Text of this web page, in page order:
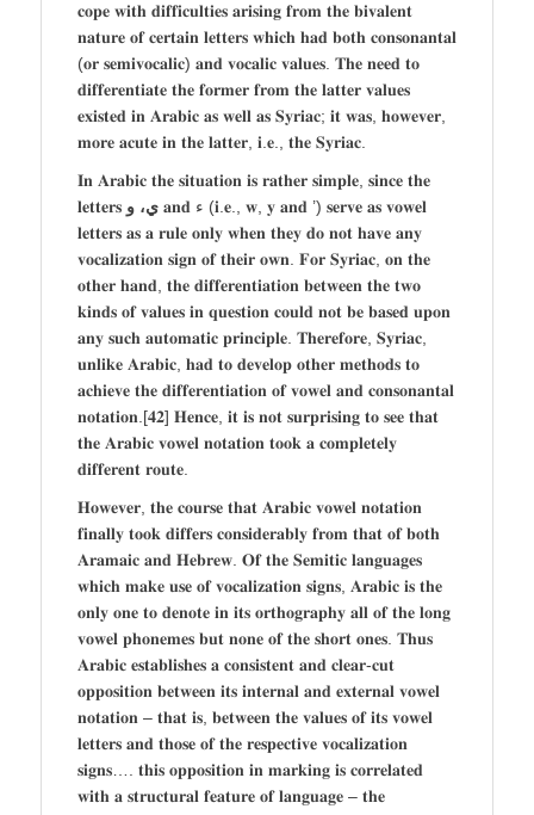
𝐜𝐨𝐩𝐞 𝐰𝐢𝐭𝐡 𝐝𝐢𝐟𝐟𝐢𝐜𝐮𝐥𝐭𝐢𝐞𝐬 𝐚𝐫𝐢𝐬𝐢𝐧𝐠 𝐟𝐫𝐨𝐦 𝐭𝐡𝐞 𝐛𝐢𝐯𝐚𝐥𝐞𝐧𝐭
𝐧𝐚𝐭𝐮𝐫𝐞 𝐨𝐟 𝐜𝐞𝐫𝐭𝐚𝐢𝐧 𝐥𝐞𝐭𝐭𝐞𝐫𝐬 𝐰𝐡𝐢𝐜𝐡 𝐡𝐚𝐝 𝐛𝐨𝐭𝐡 𝐜𝐨𝐧𝐬𝐨𝐧𝐚𝐧𝐭𝐚𝐥
(𝐨𝐫 𝐬𝐞𝐦𝐢𝐯𝐨𝐜𝐚𝐥𝐢𝐜) 𝐚𝐧𝐝 𝐯𝐨𝐜𝐚𝐥𝐢𝐜 𝐯𝐚𝐥𝐮𝐞𝐬. 𝐓𝐡𝐞 𝐧𝐞𝐞𝐝 𝐭𝐨
𝐝𝐢𝐟𝐟𝐞𝐫𝐞𝐧𝐭𝐢𝐚𝐭𝐞 𝐭𝐡𝐞 𝐟𝐨𝐫𝐦𝐞𝐫 𝐟𝐫𝐨𝐦 𝐭𝐡𝐞 𝐥𝐚𝐭𝐭𝐞𝐫 𝐯𝐚𝐥𝐮𝐞𝐬
𝐞𝐱𝐢𝐬𝐭𝐞𝐝 𝐢𝐧 𝐀𝐫𝐚𝐛𝐢𝐜 𝐚𝐬 𝐰𝐞𝐥𝐥 𝐚𝐬 𝐒𝐲𝐫𝐢𝐚𝐜; 𝐢𝐭 𝐰𝐚𝐬, 𝐡𝐨𝐰𝐞𝐯𝐞𝐫,
𝐦𝐨𝐫𝐞 𝐚𝐜𝐮𝐭𝐞 𝐢𝐧 𝐭𝐡𝐞 𝐥𝐚𝐭𝐭𝐞𝐫, 𝐢.𝐞., 𝐭𝐡𝐞 𝐒𝐲𝐫𝐢𝐚𝐜.
𝐈𝐧 𝐀𝐫𝐚𝐛𝐢𝐜 𝐭𝐡𝐞 𝐬𝐢𝐭𝐮𝐚𝐭𝐢𝐨𝐧 𝐢𝐬 𝐫𝐚𝐭𝐡𝐞𝐫 𝐬𝐢𝐦𝐩𝐥𝐞, 𝐬𝐢𝐧𝐜𝐞 𝐭𝐡𝐞
𝐥𝐞𝐭𝐭𝐞𝐫𝐬 ي، و 𝐚𝐧𝐝 ء (𝐢.𝐞., 𝐰, 𝐲 𝐚𝐧𝐝 ’) 𝐬𝐞𝐫𝐯𝐞 𝐚𝐬 𝐯𝐨𝐰𝐞𝐥
𝐥𝐞𝐭𝐭𝐞𝐫𝐬 𝐚𝐬 𝐚 𝐫𝐮𝐥𝐞 𝐨𝐧𝐥𝐲 𝐰𝐡𝐞𝐧 𝐭𝐡𝐞𝐲 𝐝𝐨 𝐧𝐨𝐭 𝐡𝐚𝐯𝐞 𝐚𝐧𝐲
𝐯𝐨𝐜𝐚𝐥𝐢𝐳𝐚𝐭𝐢𝐨𝐧 𝐬𝐢𝐠𝐧 𝐨𝐟 𝐭𝐡𝐞𝐢𝐫 𝐨𝐰𝐧. 𝐅𝐨𝐫 𝐒𝐲𝐫𝐢𝐚𝐜, 𝐨𝐧 𝐭𝐡𝐞
𝐨𝐭𝐡𝐞𝐫 𝐡𝐚𝐧𝐝, 𝐭𝐡𝐞 𝐝𝐢𝐟𝐟𝐞𝐫𝐞𝐧𝐭𝐢𝐚𝐭𝐢𝐨𝐧 𝐛𝐞𝐭𝐰𝐞𝐞𝐧 𝐭𝐡𝐞 𝐭𝐰𝐨
𝐤𝐢𝐧𝐝𝐬 𝐨𝐟 𝐯𝐚𝐥𝐮𝐞𝐬 𝐢𝐧 𝐪𝐮𝐞𝐬𝐭𝐢𝐨𝐧 𝐜𝐨𝐮𝐥𝐝 𝐧𝐨𝐭 𝐛𝐞 𝐛𝐚𝐬𝐞𝐝 𝐮𝐩𝐨𝐧
𝐚𝐧𝐲 𝐬𝐮𝐜𝐡 𝐚𝐮𝐭𝐨𝐦𝐚𝐭𝐢𝐜 𝐩𝐫𝐢𝐧𝐜𝐢𝐩𝐥𝐞. 𝐓𝐡𝐞𝐫𝐞𝐟𝐨𝐫𝐞, 𝐒𝐲𝐫𝐢𝐚𝐜,
𝐮𝐧𝐥𝐢𝐤𝐞 𝐀𝐫𝐚𝐛𝐢𝐜, 𝐡𝐚𝐝 𝐭𝐨 𝐝𝐞𝐯𝐞𝐥𝐨𝐩 𝐨𝐭𝐡𝐞𝐫 𝐦𝐞𝐭𝐡𝐨𝐝𝐬 𝐭𝐨
𝐚𝐜𝐡𝐢𝐞𝐯𝐞 𝐭𝐡𝐞 𝐝𝐢𝐟𝐟𝐞𝐫𝐞𝐧𝐭𝐢𝐚𝐭𝐢𝐨𝐧 𝐨𝐟 𝐯𝐨𝐰𝐞𝐥 𝐚𝐧𝐝 𝐜𝐨𝐧𝐬𝐨𝐧𝐚𝐧𝐭𝐚𝐥
𝐧𝐨𝐭𝐚𝐭𝐢𝐨𝐧.[𝟒𝟐] 𝐇𝐞𝐧𝐜𝐞, 𝐢𝐭 𝐢𝐬 𝐧𝐨𝐭 𝐬𝐮𝐫𝐩𝐫𝐢𝐬𝐢𝐧𝐠 𝐭𝐨 𝐬𝐞𝐞 𝐭𝐡𝐚𝐭
𝐭𝐡𝐞 𝐀𝐫𝐚𝐛𝐢𝐜 𝐯𝐨𝐰𝐞𝐥 𝐧𝐨𝐭𝐚𝐭𝐢𝐨𝐧 𝐭𝐨𝐨𝐤 𝐚 𝐜𝐨𝐦𝐩𝐥𝐞𝐭𝐞𝐥𝐲
𝐝𝐢𝐟𝐟𝐞𝐫𝐞𝐧𝐭 𝐫𝐨𝐮𝐭𝐞.
𝐇𝐨𝐰𝐞𝐯𝐞𝐫, 𝐭𝐡𝐞 𝐜𝐨𝐮𝐫𝐬𝐞 𝐭𝐡𝐚𝐭 𝐀𝐫𝐚𝐛𝐢𝐜 𝐯𝐨𝐰𝐞𝐥 𝐧𝐨𝐭𝐚𝐭𝐢𝐨𝐧
𝐟𝐢𝐧𝐚𝐥𝐥𝐲 𝐭𝐨𝐨𝐤 𝐝𝐢𝐟𝐟𝐞𝐫𝐬 𝐜𝐨𝐧𝐬𝐢𝐝𝐞𝐫𝐚𝐛𝐥𝐲 𝐟𝐫𝐨𝐦 𝐭𝐡𝐚𝐭 𝐨𝐟 𝐛𝐨𝐭𝐡
𝐀𝐫𝐚𝐦𝐚𝐢𝐜 𝐚𝐧𝐝 𝐇𝐞𝐛𝐫𝐞𝐰. 𝐎𝐟 𝐭𝐡𝐞 𝐒𝐞𝐦𝐢𝐭𝐢𝐜 𝐥𝐚𝐧𝐠𝐮𝐚𝐠𝐞𝐬
𝐰𝐡𝐢𝐜𝐡 𝐦𝐚𝐤𝐞 𝐮𝐬𝐞 𝐨𝐟 𝐯𝐨𝐜𝐚𝐥𝐢𝐳𝐚𝐭𝐢𝐨𝐧 𝐬𝐢𝐠𝐧𝐬, 𝐀𝐫𝐚𝐛𝐢𝐜 𝐢𝐬 𝐭𝐡𝐞
𝐨𝐧𝐥𝐲 𝐨𝐧𝐞 𝐭𝐨 𝐝𝐞𝐧𝐨𝐭𝐞 𝐢𝐧 𝐢𝐭𝐬 𝐨𝐫𝐭𝐡𝐨𝐠𝐫𝐚𝐩𝐡𝐲 𝐚𝐥𝐥 𝐨𝐟 𝐭𝐡𝐞 𝐥𝐨𝐧𝐠
𝐯𝐨𝐰𝐞𝐥 𝐩𝐡𝐨𝐧𝐞𝐦𝐞𝐬 𝐛𝐮𝐭 𝐧𝐨𝐧𝐞 𝐨𝐟 𝐭𝐡𝐞 𝐬𝐡𝐨𝐫𝐭 𝐨𝐧𝐞𝐬. 𝐓𝐡𝐮𝐬
𝐀𝐫𝐚𝐛𝐢𝐜 𝐞𝐬𝐭𝐚𝐛𝐥𝐢𝐬𝐡𝐞𝐬 𝐚 𝐜𝐨𝐧𝐬𝐢𝐬𝐭𝐞𝐧𝐭 𝐚𝐧𝐝 𝐜𝐥𝐞𝐚𝐫-𝐜𝐮𝐭
𝐨𝐩𝐩𝐨𝐬𝐢𝐭𝐢𝐨𝐧 𝐛𝐞𝐭𝐰𝐞𝐞𝐧 𝐢𝐭𝐬 𝐢𝐧𝐭𝐞𝐫𝐧𝐚𝐥 𝐚𝐧𝐝 𝐞𝐱𝐭𝐞𝐫𝐧𝐚𝐥 𝐯𝐨𝐰𝐞𝐥
𝐧𝐨𝐭𝐚𝐭𝐢𝐨𝐧 – 𝐭𝐡𝐚𝐭 𝐢𝐬, 𝐛𝐞𝐭𝐰𝐞𝐞𝐧 𝐭𝐡𝐞 𝐯𝐚𝐥𝐮𝐞𝐬 𝐨𝐟 𝐢𝐭𝐬 𝐯𝐨𝐰𝐞𝐥
𝐥𝐞𝐭𝐭𝐞𝐫𝐬 𝐚𝐧𝐝 𝐭𝐡𝐨𝐬𝐞 𝐨𝐟 𝐭𝐡𝐞 𝐫𝐞𝐬𝐩𝐞𝐜𝐭𝐢𝐯𝐞 𝐯𝐨𝐜𝐚𝐥𝐢𝐳𝐚𝐭𝐢𝐨𝐧
𝐬𝐢𝐠𝐧𝐬…. 𝐭𝐡𝐢𝐬 𝐨𝐩𝐩𝐨𝐬𝐢𝐭𝐢𝐨𝐧 𝐢𝐧 𝐦𝐚𝐫𝐤𝐢𝐧𝐠 𝐢𝐬 𝐜𝐨𝐫𝐫𝐞𝐥𝐚𝐭𝐞𝐝
𝐰𝐢𝐭𝐡 𝐚 𝐬𝐭𝐫𝐮𝐜𝐭𝐮𝐫𝐚𝐥 𝐟𝐞𝐚𝐭𝐮𝐫𝐞 𝐨𝐟 𝐥𝐚𝐧𝐠𝐮𝐚𝐠𝐞 – 𝐭𝐡𝐞